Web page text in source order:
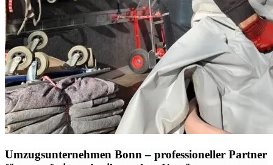
Umzugsunternehmen Bonn – professioneller Partner